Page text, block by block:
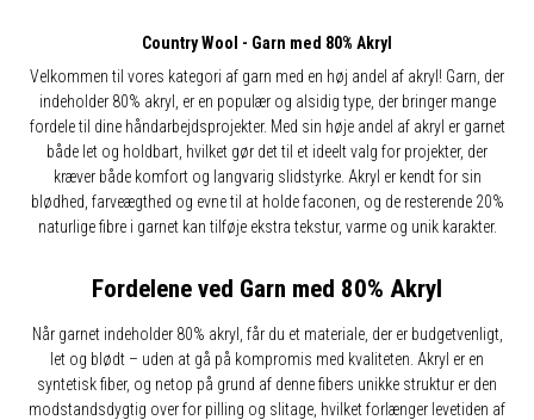
Country Wool - Garn med 80% Akryl
Velkommen til vores kategori af garn med en høj andel af akryl! Garn, der
indeholder 80% akryl, er en populær og alsidig type, der bringer mange
fordele til dine håndarbejdsprojekter. Med sin høje andel af akryl er garnet
både let og holdbart, hvilket gør det til et ideelt valg for projekter, der
kræver både komfort og langvarig slidstyrke. Akryl er kendt for sin
blødhed, farveægthed og evne til at holde faconen, og de resterende 20%
naturlige fibre i garnet kan tilføje ekstra tekstur, varme og unik karakter.
Fordelene ved Garn med 80% Akryl
Når garnet indeholder 80% akryl, får du et materiale, der er budgetvenligt,
let og blødt – uden at gå på kompromis med kvaliteten. Akryl er en
syntetisk fiber, og netop på grund af denne fibers unikke struktur er den
modstandsdygtig over for pilling og slitage, hvilket forlænger levetiden af